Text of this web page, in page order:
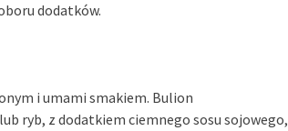
dodatków.
i umami smakiem. Bulion
ryb, z dodatkiem ciemnego sosu sojowego,